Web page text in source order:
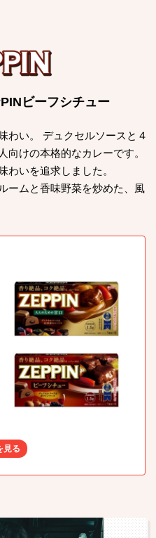
ビーフシチュー
わい。 デュクセルソースと４
向けの本格的なカレーです。
わいを追求しました。
ームと香味野菜を炒めた、風
見る